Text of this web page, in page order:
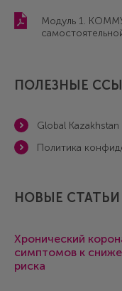
Модуль 1.
ПОЛЕЗНЫЕ
Global Kazakhstan
Политика
НОВЫЕ СТАТЬИ
Хронический
симптомов к
риска